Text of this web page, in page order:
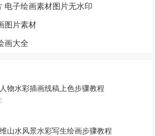
电子绘画素材图片无水印
图片素材
画大全
物水彩插画线稿上色步骤教程
山水风景水彩写生绘画步骤教程